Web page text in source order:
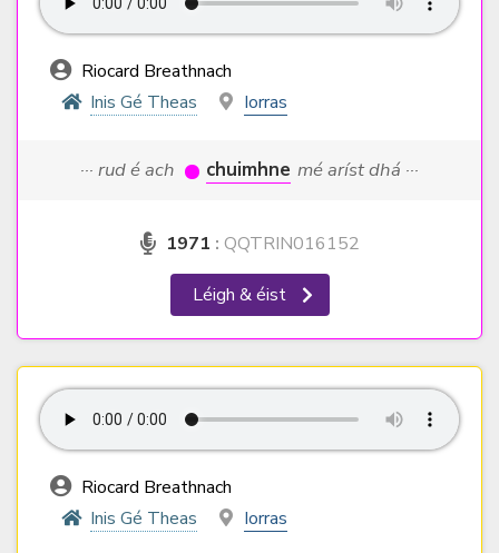
Riocard Breathnach
Inis Gé Theas
Iorras
··· rud é ach chuimhne mé aríst dhá ···
1971 : QQTRIN016152
Léigh & éist
Riocard Breathnach
Inis Gé Theas
Iorras